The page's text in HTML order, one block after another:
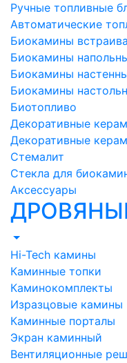
Ручные топливные
Автоматические
Биокамины
Биокамины
Биокамины
Биокамины
Биотопливо
Декоративные
Декоративные
Стемалит
Стекла для
Аксессуары
Hi-Tech камины
Каминные топки
Каминокомплекты
Изразцовые камины
Каминные порталы
Экран каминный
Вентиляционные